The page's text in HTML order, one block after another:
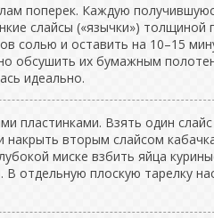
поперек. Каждую
слайсы («язычки») толщиной
солью и оставить на 10–15
обсушить их бумажным
идеально.
пластинками. Взять один слайс
накрыть вторым слайсом
миске взбить яйца
отдельную плоскую тарелку